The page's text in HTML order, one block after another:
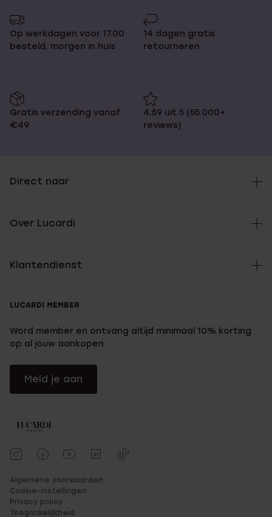
Op werkdagen voor 17.00
besteld, morgen in huis
14 dagen gratis
retourneren
Gratis verzending vanaf
€49
4,59 uit 5 (55.000+
reviews)
Direct naar
Over Lucardi
Klantendienst
LUCARDI MEMBER
Word member en ontvang altijd minimaal 10% korting
op al jouw aankopen
Meld je aan
Algemene voorwaarden
Cookie-instellingen
Privacy policy
Toegankelijkheid